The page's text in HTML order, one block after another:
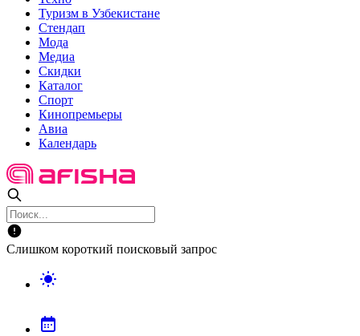
Туризм в Узбекистане
Стендап
Мода
Медиа
Скидки
Каталог
Спорт
Кинопремьеры
Авиа
Календарь
Слишком короткий поисковый запрос